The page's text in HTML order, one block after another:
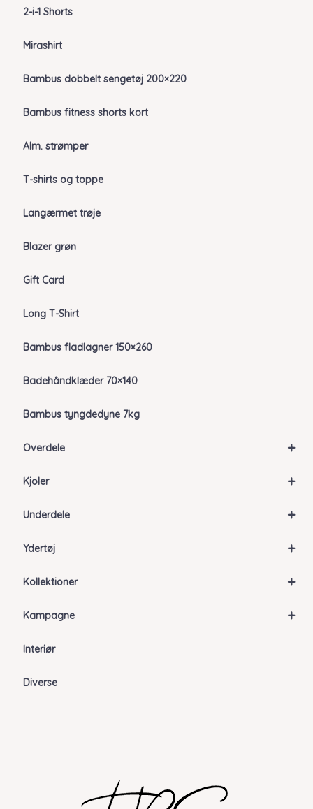
2-i-1 Shorts
Mirashirt
Bambus dobbelt sengetøj 200×220
Bambus fitness shorts kort
Alm. strømper
T-shirts og toppe
Langærmet trøje
Blazer grøn
Gift Card
Long T-Shirt
Bambus fladlagner 150×260
Badehåndklæder 70×140
Bambus tyngdedyne 7kg
+
Overdele
+
Kjoler
+
Underdele
+
Ydertøj
+
Kollektioner
+
Kampagne
Interiør
Diverse